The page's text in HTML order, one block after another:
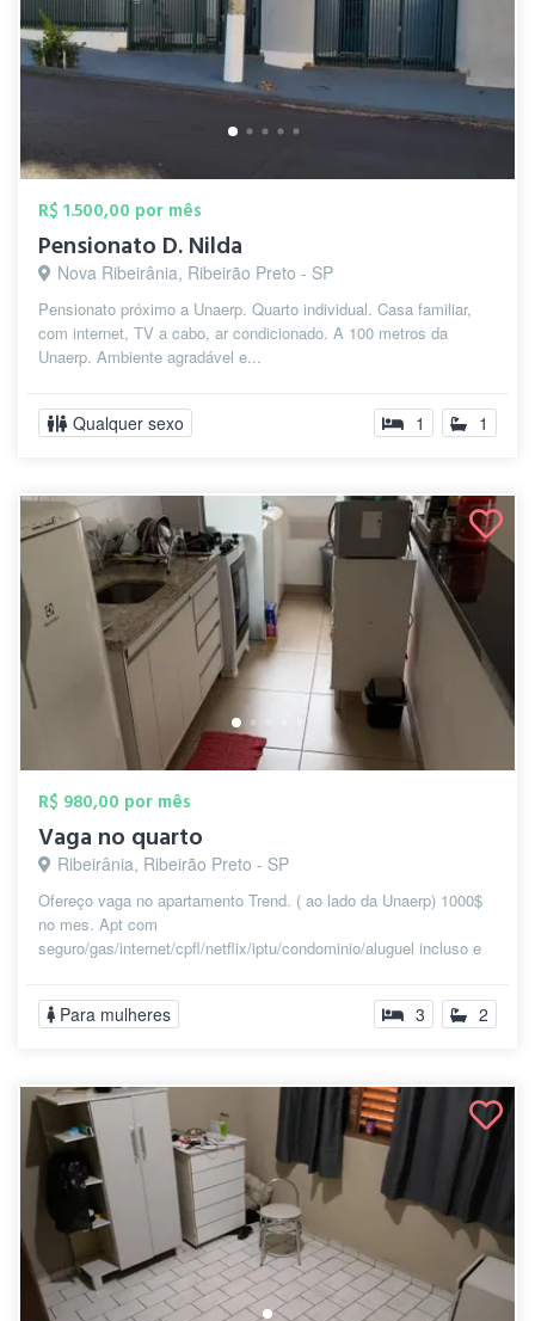
R$ 1.500,00 por mês
Pensionato D. Nilda
Nova Ribeirânia, Ribeirão Preto - SP
Pensionato próximo a Unaerp. Quarto individual. Casa familiar,
com internet, TV a cabo, ar condicionado. A 100 metros da
Unaerp. Ambiente agradável e...
Qualquer sexo 1 1
R$ 980,00 por mês
Vaga no quarto
Ribeirânia, Ribeirão Preto - SP
Ofereço vaga no apartamento Trend. ( ao lado da Unaerp) 1000$
no mes. Apt com
seguro/gas/internet/cpfl/netflix/iptu/condominio/aluguel incluso e
Para mulheres 3 2